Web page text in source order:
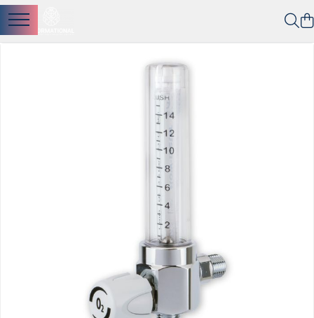
I. INSTALAȚII MEDICALE
a. Subcategoria secundara
b. Subcategoria secundara
c. Subcategoria secundara